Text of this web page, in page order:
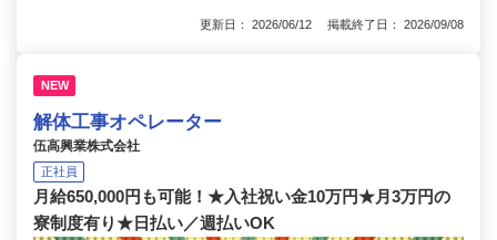
更新日： 2026/06/12 掲載終了日： 2026/09/08
NEW
解体工事オペレーター
伍高興業株式会社
正社員
月給650,000円も可能！★入社祝い金10万円★月3万円の
寮制度有り★日払い／週払いOK